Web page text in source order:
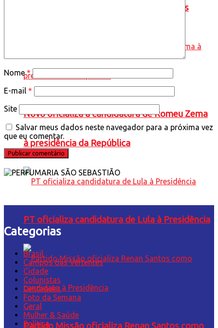
presidencial de 2026, aponta BTG/Nexus
Novo oficializa a candidatura de Romeu Zema
à presidência da República
PT oficializa candidatura de Lula à Presidência
Partido Missão oficializa Renan Santos como
Nome*
E-mail *
Site
Salvar meus dados neste navegador para a próxima vez
que eu comentar.
Categorias
Brasil
Campos das Vertentes
Cidade
Colunistas
Destaques
Foto da Semana
Geral
Mulher & Saúde
Política